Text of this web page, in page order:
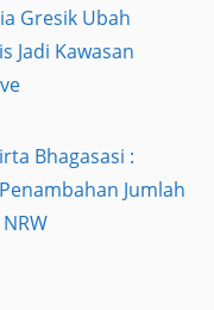
Gresik Ubah
Jadi Kawasan
Bhagasasi :
Jumlah